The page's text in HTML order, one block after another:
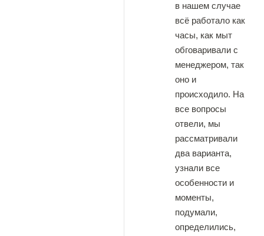
в нашем случае
всё работало как
часы, как мыт
обговаривали с
менеджером, так
оно и
происходило. На
все вопросы
отвели, мы
рассматривали
два варианта,
узнали все
особенности и
моменты,
подумали,
определились,